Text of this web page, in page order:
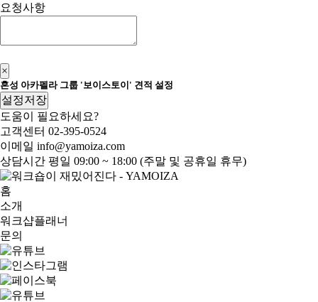
요청사항
×
혼성 아카펠라 그룹 '보이스토이' 견적 설정
설정저장
도움이 필요하세요?
고객센터 02-395-0524
이메일 info@yamoiza.com
상담시간 평일 09:00 ~ 18:00 (주말 및 공휴일 휴무)
홈
소개
워크샵플래너
문의